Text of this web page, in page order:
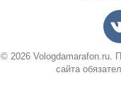
© 2026 Vologdamarafon.ru.
сайта